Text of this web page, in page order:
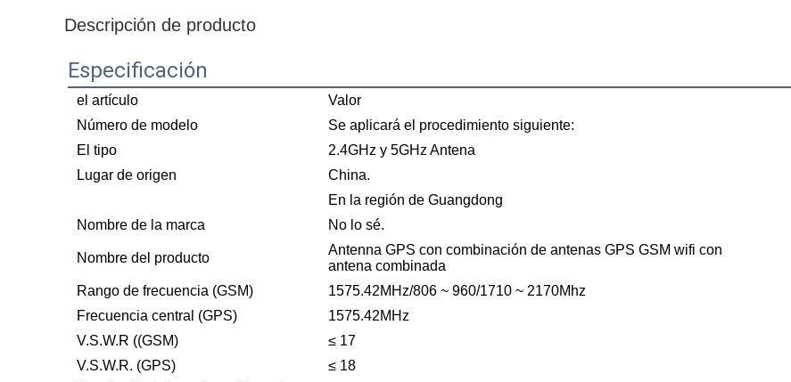
Descripción de producto
Especificación
el artículo
Valor
Número de modelo
Se aplicará el procedimiento siguiente:
El tipo
2.4GHz y 5GHz Antena
Lugar de origen
China.
En la región de Guangdong
Nombre de la marca
No lo sé.
Nombre del producto
Antenna GPS con combinación de antenas GPS GSM wifi con
antena combinada
Rango de frecuencia (GSM)
1575.42MHz/806 ~ 960/1710 ~ 2170Mhz
Frecuencia central (GPS)
1575.42MHz
V.S.W.R ((GSM)
≤ 17
V.S.W.R. (GPS)
≤ 18